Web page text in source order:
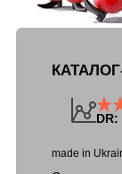
DR:
made in